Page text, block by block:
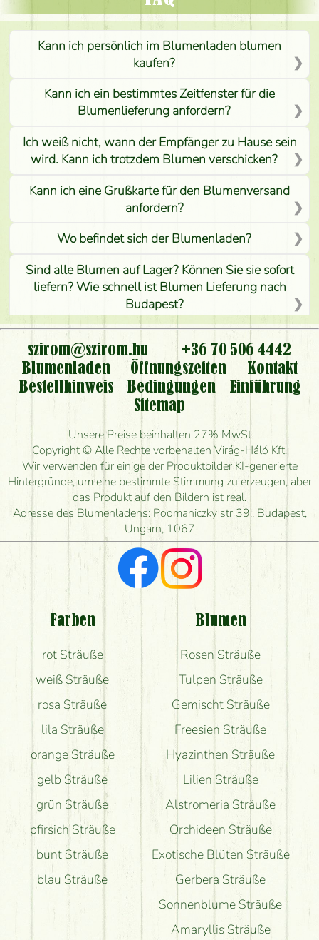
Kann ich persönlich im Blumenladen blumen
kaufen?
Kann ich ein bestimmtes Zeitfenster für die
Blumenlieferung anfordern?
Ich weiß nicht, wann der Empfänger zu Hause sein
wird. Kann ich trotzdem Blumen verschicken?
Kann ich eine Grußkarte für den Blumenversand
anfordern?
Wo befindet sich der Blumenladen?
Sind alle Blumen auf Lager? Können Sie sie sofort
liefern? Wie schnell ist Blumen Lieferung nach
Budapest?
Ist der Blumenladen non stop geöffnet?
Kann ich den bestellten Blumenstrauß persönlich
nehmen oder nur per Blumenversand?
Ist eine Bestellung für ländliche Gebiete möglich?
Wie lange kann ich heute Blumen mit Lieferung
bestellen?
Wie schnell können Sie den Blumenstrauß
herstellen und wann können Sie ihn frühestens
liefern?
Ich suche rote Rosen, hast du welche?
Welche Rückmeldungen bekomme ich zum
Blumenversand?
Bekomme ich wirklich, was auf dem Bild zu sehen
szirom@szirom.hu
+36 70 506 4442
Blumenladen
Öffnungszeiten
Kontakt
Bestellhinweis
Bedingungen
Einführung
Sitemap
Unsere Preise beinhalten 27% MwSt
Copyright © Alle Rechte vorbehalten Virág-Háló Kft.
Wir verwenden für einige der Produktbilder KI-generierte
Hintergründe, um eine bestimmte Stimmung zu erzeugen, aber
das Produkt auf den Bildern ist real.
Adresse des Blumenladens: Podmaniczky str 39., Budapest,
Ungarn, 1067
Farben
rot Sträuße
weiß Sträuße
rosa Sträuße
lila Sträuße
orange Sträuße
gelb Sträuße
grün Sträuße
pfirsich Sträuße
bunt Sträuße
blau Sträuße
Blumen
Rosen Sträuße
Tulpen Sträuße
Gemischt Sträuße
Freesien Sträuße
Hyazinthen Sträuße
Lilien Sträuße
Alstromeria Sträuße
Orchideen Sträuße
Exotische Blüten Sträuße
Gerbera Sträuße
Sonnenblume Sträuße
Amaryllis Sträuße